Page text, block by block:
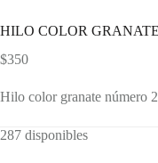
HILO COLOR
$350
Hilo color granate número
287 disponibles